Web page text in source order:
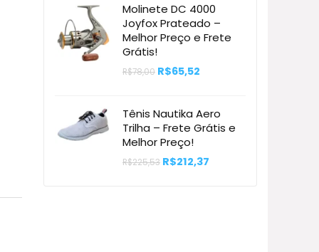
R$139,00.R$59,48.
Molinete DC 4000
Joyfox Prateado –
Melhor Preço e Frete
Grátis!
R$78,00 O
preço
R$78,00.
R$65,52
R$65,52.
Tênis Nautika Aero
Trilha – Frete Grátis e
Melhor Preço!
R$225,53 O
preço
R$212,37